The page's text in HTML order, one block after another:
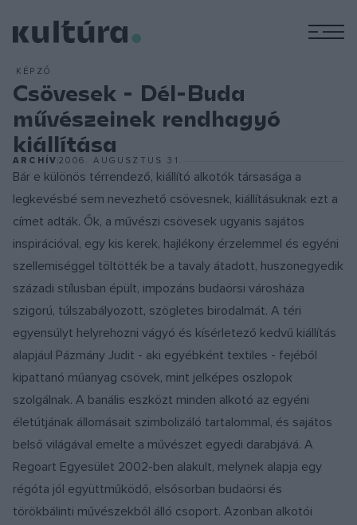
KÉPZŐ
Csövesek - Dél-Buda
művészeinek rendhagyó
kiállítása
ARCHÍV2006. AUGUSZTUS 31.
Bár e különös térrendező, kiállító alkotók társasága a
legkevésbé sem nevezhető csövesnek, kiállításuknak ezt a
címet adták. Ők, a művészi csövesek ugyanis sajátos
inspirációval, egy kis kerek, hajlékony érzelemmel és egyéni
szellemiséggel töltötték be a tavaly átadott, huszonegyedik
századi stílusban épült, impozáns budaörsi városháza
szigorú, túlszabályozott, szögletes birodalmát. A téri
egyensúlyt helyrehozni vágyó és kísérletező kedvű kiállítás
alapjául Pázmány Judit - aki egyébként textiles - fejéből
kipattanó műanyag csövek, mint jelképes oszlopok
szolgálnak. A banális eszközt minden alkotó az egyéni
életútjának állomásait szimbolizáló tartalommal, és sajátos
belső világával emelte a művészet egyedi darabjává. A
Regoart Egyesület 2002-ben alakult, melynek alapja egy
régóta jól együttműködő, elsősorban budaörsi és
törökbálinti művészekből álló csoport. Azonban alkotói